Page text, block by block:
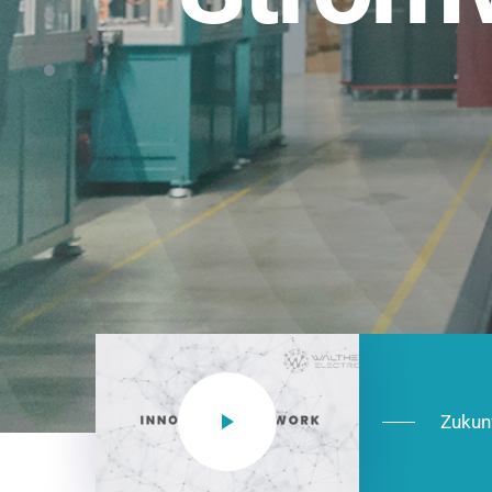
NEO CEE: Energieverteilung mit
effizient in der Installation,